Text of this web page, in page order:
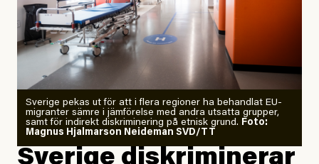
Årets El Niño kan bli den
starkaste som uppmätts
Zeke Hausfather är chockad igen efter att ha
analyserat hur de olika klimatmodellerna bedömer
läget för hur den begynnande El Niño-händelsen ska
utveckla sig. El Niño är ett återkommande
Sverige pekas ut för att i flera regioner ha behandlat EU-
migranter sämre i jämförelse med andra utsatta grupper,
samt för indirekt diskriminering på etnisk grund. Foto:
Magnus Hjalmarson Neideman SVD/TT
Sverige diskriminerar